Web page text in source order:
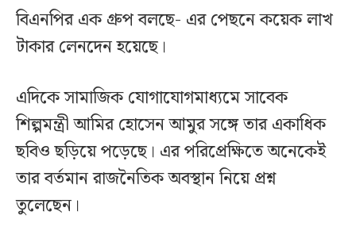
বিএনপির এক গ্রুপ বলছে- এর পেছনে কয়েক লাখ
টাকার লেনদেন হয়েছে।
এদিকে সামাজিক যোগাযোগমাধ্যমে সাবেক
শিল্পমন্ত্রী আমির হোসেন আমুর সঙ্গে তার একাধিক
ছবিও ছড়িয়ে পড়েছে। এর পরিপ্রেক্ষিতে অনেকেই
তার বর্তমান রাজনৈতিক অবস্থান নিয়ে প্রশ্ন
তুলেছেন।